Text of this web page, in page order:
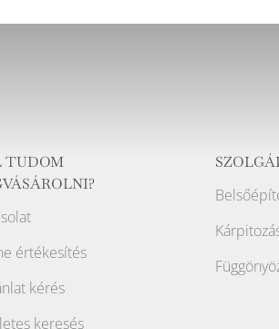
TUDOM
értékesítés
kérés
keresés